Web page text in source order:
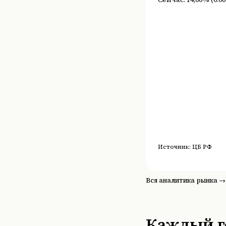
Источник: ЦБ РФ
Вся аналитика рынка →